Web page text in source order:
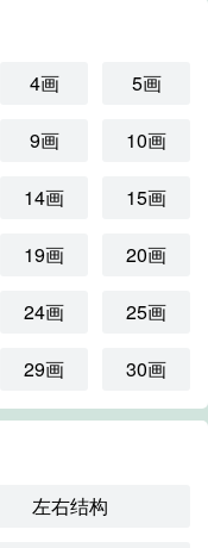
4画 5画
9画 10画
14画 15画
19画 20画
24画 25画
29画 30画
左右结构